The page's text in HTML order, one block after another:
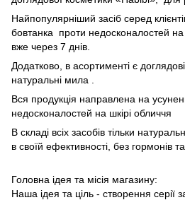
Найпопулярніший засіб серед
бовтанка проти недосконалостей на
вже через 7 днів.
Додатково, в асортименті є
натуральні мила .
Вся продукція направлена на
недосконалостей на шкірі обличчя
В складі всіх засобів тільки
в своїй ефективності, без гормонів
Головна ідея та місія магазину:
Наша ідея та ціль - створення серії